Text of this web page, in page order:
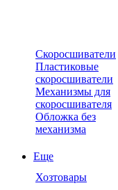
Скоросшиватели
Пластиковые
скоросшиватели
Механизмы для
скоросшивателя
Обложка без
механизма
Еще
Хозтовары